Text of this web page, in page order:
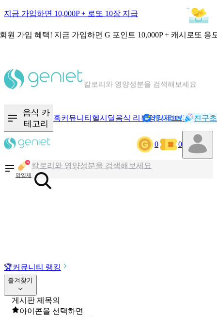
지금 가입하면 10,000P + 로또 10장 지급
원 가입 혜택! 지금 가입하면 G 포인트 10,000P + 캐시로또 응
혈당 · 다이어트 음식 검색해보세요
음식 카
테고리
홈커뮤니티 헬시딜음식 리뷰영양제NEW기록
캐시리뷰 친구
0 0
영양제
칼로리와 영양성분을 검색해보세요
혈당 · 다이어트 음식 검색해보세요
음식 · 영양제 리뷰를 찾아보세요
🏆커뮤니티 랭킹
즐겨찾기
게시판 제목의
아이콘을 선택하면